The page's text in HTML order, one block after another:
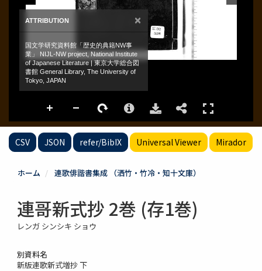
CSV JSON refer/BibIX Universal Viewer Mirador
ホーム 連歌俳諧書集成 （洒竹・竹冷・知十文庫）
連哥新式抄 2巻 (存1巻)
レンガ シンシキ ショウ
別資料名
新版連歌新式増抄 下